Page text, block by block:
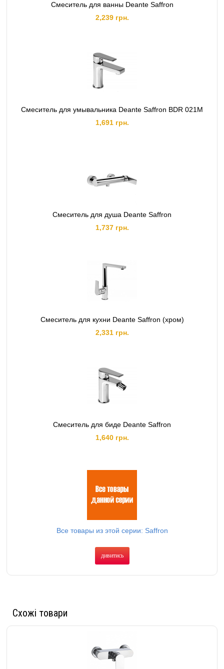
Смеситель для ванны Deante Saffron
2,239 грн.
Смеситель для умывальника Deante Saffron BDR 021M
1,691 грн.
Смеситель для душа Deante Saffron
1,737 грн.
Смеситель для кухни Deante Saffron (хром)
2,331 грн.
Смеситель для биде Deante Saffron
1,640 грн.
Все товары из этой серии: Saffron
дивитись
Схожі товари